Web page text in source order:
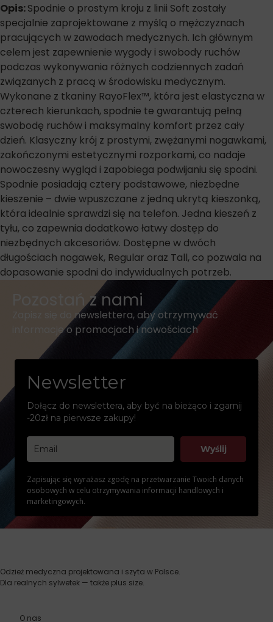
Opis:Spodnie o prostym kroju z linii Soft zostały
specjalnie zaprojektowane z myślą o mężczyznach
pracujących w zawodach medycznych. Ich głównym
celem jest zapewnienie wygody i swobody ruchów
podczas wykonywania różnych codziennych zadań
związanych z pracą w środowisku medycznym.
Wykonane z tkaniny RayoFlex™, która jest elastyczna w
czterech kierunkach, spodnie te gwarantują pełną
swobodę ruchów i maksymalny komfort przez cały
dzień. Klasyczny krój z prostymi, zwężanymi nogawkami,
zakończonymi estetycznymi rozporkami, co nadaje
nowoczesny wygląd i zapobiega podwijaniu się spodni.
Spodnie posiadają cztery podstawowe, niezbędne
kieszenie – dwie wpuszczane z jedną ukrytą kieszonką,
która idealnie sprawdzi się na telefon. Jedna kieszeń z
tyłu, co zapewnia dodatkowo łatwy dostęp do
niezbędnych akcesoriów. Dostępne w dwóch
długościach nogawek, Regular oraz Tall, co pozwala na
dopasowanie spodni do indywidualnych potrzeb.
Pozostań z nami
Zapisz się do newslettera, aby otrzymywać
informacje o promocjach i nowościach
Newsletter
Dołącz do newslettera, aby być na bieżąco i zgarnij
-20zł na pierwsze zakupy!
Wyślij
Zapisując się wyrażasz zgodę na przetwarzanie Twoich danych
osobowych w celu otrzymywania informacji handlowych i
marketingowych.
Odzież medyczna projektowana i szyta w Polsce.
Dla realnych sylwetek — także plus size.
O nas